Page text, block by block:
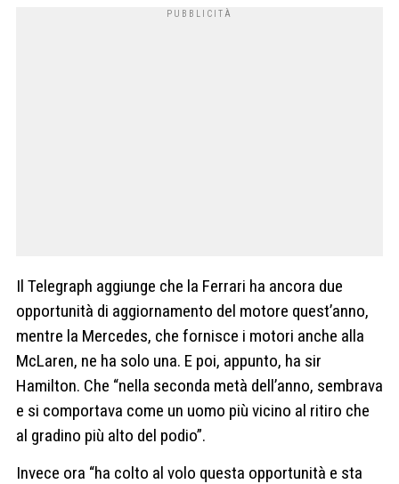
Il Telegraph aggiunge che la Ferrari ha ancora due
opportunità di aggiornamento del motore quest’anno,
mentre la Mercedes, che fornisce i motori anche alla
McLaren, ne ha solo una. E poi, appunto, ha sir
Hamilton. Che “nella seconda metà dell’anno, sembrava
e si comportava come un uomo più vicino al ritiro che
al gradino più alto del podio”.
Invece ora “ha colto al volo questa opportunità e sta